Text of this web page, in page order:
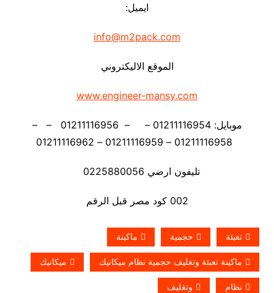
ايميل:
info@m2pack.com
الموقع الاليكتروني
www.engineer-mansy.com
موبايل: 01211116954 – – 01211116956 – –
تليفون ارضي 0225880056
002 كود مصر قبل الرقم
تعبئة حجمية ماكينة
ماكينة تعبئة وتغليف حجمية نظام ميكانيك ميكانيك
نظام وتغليف